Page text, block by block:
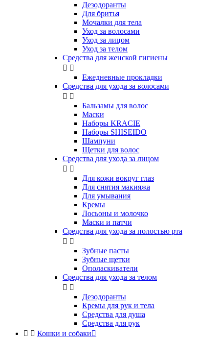
Дезодоранты
Для бритья
Мочалки для тела
Уход за волосами
Уход за лицом
Уход за телом
Средства для женской гигиены
 
Ежедневные прокладки
Средства для ухода за волосами
 
Бальзамы для волос
Маски
Наборы KRACIE
Наборы SHISEIDO
Шампуни
Щетки для волос
Средства для ухода за лицом
 
Для кожи вокруг глаз
Для снятия макияжа
Для умывания
Кремы
Лосьоны и молочко
Маски и патчи
Средства для ухода за полостью рта
 
Зубные пасты
Зубные щетки
Ополаскиватели
Средства для ухода за телом
 
Дезодоранты
Кремы для рук и тела
Средства для душа
Средства для рук
  Кошки и собаки